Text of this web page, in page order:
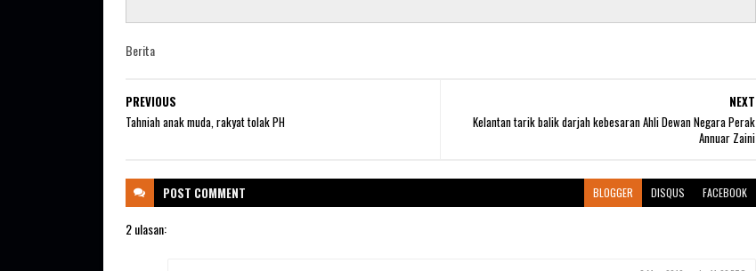
Berita
NEXT
Kelantan tarik balik darjah kebesaran Ahli Dewan Negara Perak
Annuar Zaini
PREVIOUS
Tahniah anak muda, rakyat tolak PH
POST COMMENT BLOGGER DISQUS FACEBOOK
2 ulasan: